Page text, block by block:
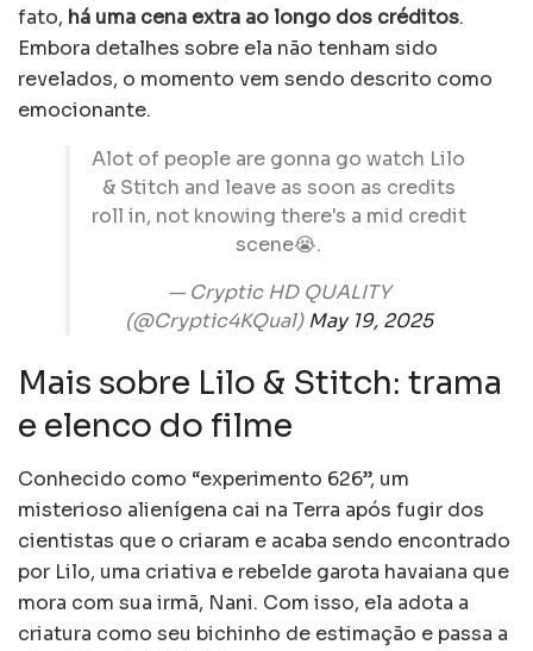
fato, há uma cena extra ao longo dos créditos.
Embora detalhes sobre ela não tenham sido
revelados, o momento vem sendo descrito como
emocionante.
Alot of people are gonna go watch Lilo
& Stitch and leave as soon as credits
roll in, not knowing there's a mid credit
scene😭.
— Cryptic HD QUALITY
(@Cryptic4KQual)May 19, 2025
Mais sobre Lilo & Stitch: trama
e elenco do filme
Conhecido como “experimento 626”, um
misterioso alienígena cai na Terra após fugir dos
cientistas que o criaram e acaba sendo encontrado
por Lilo, uma criativa e rebelde garota havaiana que
mora com sua irmã, Nani. Com isso, ela adota a
criatura como seu bichinho de estimação e passa a